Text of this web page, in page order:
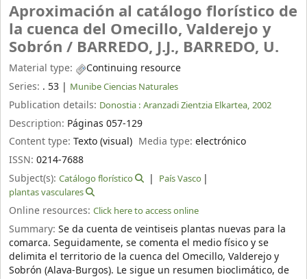
Aproximación al catálogo florístico de
la cuenca del Omecillo, Valderejo y
Sobrón / BARREDO, J.J., BARREDO, U.
Material type:
Continuing resource
Series: . 53 | Munibe Ciencias Naturales
Publication details: Donostia : Aranzadi Zientzia Elkartea, 2002
Description: Páginas 057-129
Content type: Texto (visual) Media type:electrónico
ISSN: 0214-7688
Subject(s): Catálogo florístico
País Vasco
plantas vasculares
Online resources: Click here to access online
Summary: Se da cuenta de veintiseis plantas nuevas para la
comarca. Seguidamente, se comenta el medio físico y se
delimita el territorio de la cuenca del Omecillo, Valderejo y
Sobrón (Alava-Burgos). Le sigue un resumen bioclimático, de